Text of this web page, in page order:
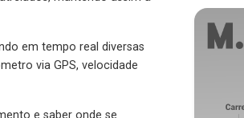
em tempo real diversas
via GPS, velocidade
e saber onde se